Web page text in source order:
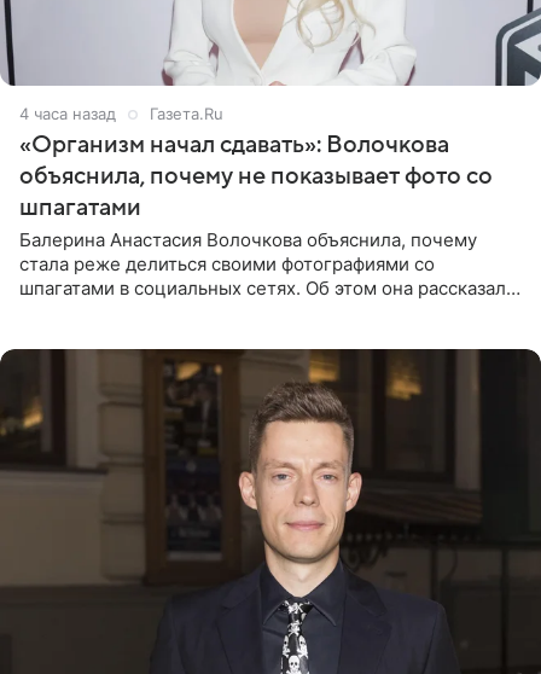
4 часа назад Газета.Ru
«Организм начал сдавать»: Волочкова
объяснила, почему не показывает фото со
шпагатами
Балерина Анастасия Волочкова объяснила, почему
стала реже делиться своими фотографиями со
шпагатами в социальных сетях. Об этом она рассказала